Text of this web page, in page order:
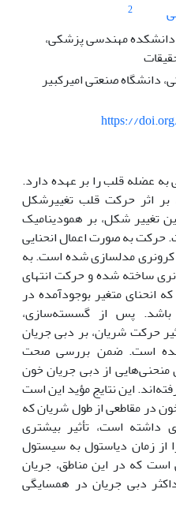
2
مهندسی پزشکی،
دانشگاه صنعتی امیرکبیر
https://
عضله قلب را بر عهده ‌دارد.
اثر حرکت قلب تغییرشکل
تغییر شکل، بر همودینامیک
به صورت اعمال انحنایی
کرونری مدلسازی شده است. به
ساخته شده و حرکت انتهای
انحنای متغیر بوجودآمده در
باشد. پس از گسسته‌سازی،
حرکت شریان، بر دبی جریان
است. ضمن بررسی صحت
از دبی جریان خون
این نتایج مؤید این است
در مقاطعی از طول شریان که
داشته است، تأثیر بیشتری
از زمان دیاستول به سیستول
که در این مناطق، جریان
دبی جریان در همسایگی